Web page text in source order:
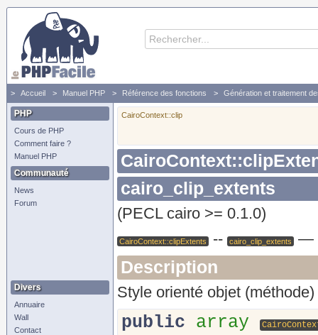
Accueil Manuel PHP Référence des fonctions Génération et traitement
PHP
Cours de PHP
Comment faire ?
Manuel PHP
Communauté
News
Forum
Divers
Annuaire
Wall
Contact
CairoContext::clip
cairo_clip_extents
(PECL cairo >= 0.1.0)
CairoContext::clipExtents -- cairo_clip_extents —
Description
Style orienté objet (méthode)
public array